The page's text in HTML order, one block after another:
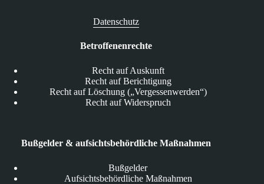
Datenschutz
Betroffenenrechte
Recht auf Auskunft
Recht auf Berichtigung
Recht auf Löschung („Vergessenwerden“)
Recht auf Widerspruch
Bußgelder & aufsichtsbehördliche Maßnahmen
Bußgelder
Aufsichtsbehördliche Maßnahmen